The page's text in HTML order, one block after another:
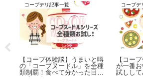
】ピザはどれ
？7種類をお
コープデリ記事一覧
【コープ体験談】みんなのコ
ープカレー（ルウ）を全部お
試ししてみました！